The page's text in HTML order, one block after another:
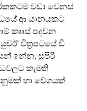
වඩා වෙනස්
ආ යානයකට
කෲස් පදවන
චිත‍්‍රපටයේ ඩි
ඉන්න, සුපිරි
කැමති
හා වේගයක්